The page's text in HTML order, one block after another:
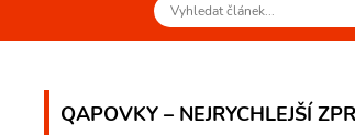
QAPOVKY – NEJRYCHLEJŠÍ